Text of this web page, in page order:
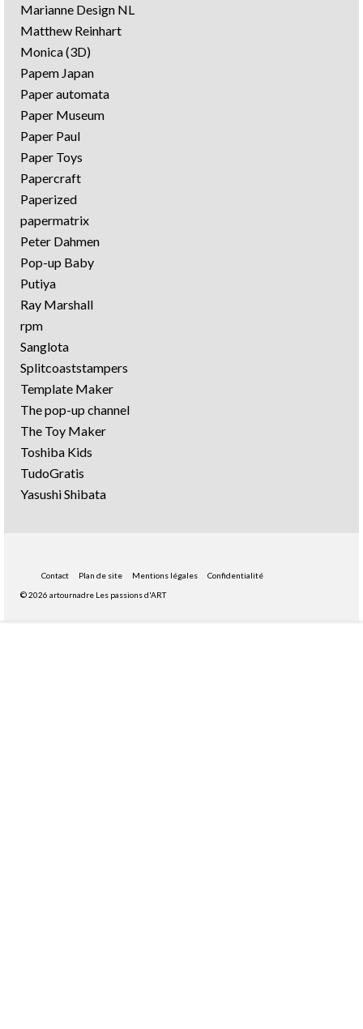
Marianne Design NL
Matthew Reinhart
Monica (3D)
Papem Japan
Paper automata
Paper Museum
Paper Paul
Paper Toys
Papercraft
Paperized
papermatrix
Peter Dahmen
Pop-up Baby
Putiya
Ray Marshall
rpm
Sanglota
Splitcoaststampers
Template Maker
The pop-up channel
The Toy Maker
Toshiba Kids
TudoGratis
Yasushi Shibata
Contact Plan de site Mentions légales
Confidentialité
© 2026 artournadre Les passions d'ART